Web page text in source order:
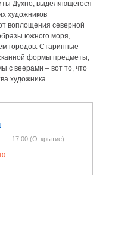
Духно, выделяющегося
художников
воплощения северной
южного моря,
городов. Старинные
формы предметы,
с веерами – вот то, что
художника.
17:00 (Открытие)